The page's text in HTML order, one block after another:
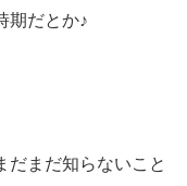
期だとか♪
だまだ知らないこと